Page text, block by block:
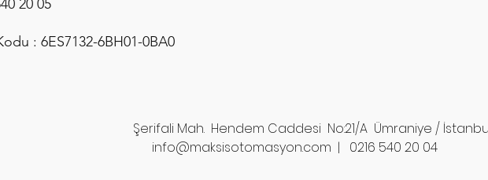
20 05
: 6ES7132-6BH01-0BA0
Şerifali Mah. Hendem Caddesi No:21/A Ümraniye /
info@maksisotomasyon.com | 0216 540 20 04